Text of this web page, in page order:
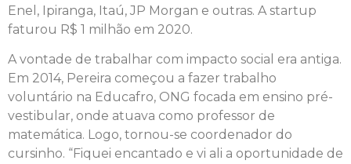
Enel, Ipiranga, Itaú, JP Morgan e outras. A startup
faturou R$ 1 milhão em 2020.
A vontade de trabalhar com impacto social era antiga.
Em 2014, Pereira começou a fazer trabalho
voluntário na Educafro, ONG focada em ensino pré-
vestibular, onde atuava como professor de
matemática. Logo, tornou-se coordenador do
cursinho. “Fiquei encantado e vi ali a oportunidade de